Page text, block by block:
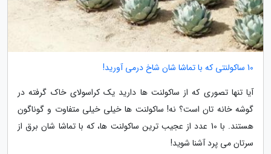
10 ساکولنتی که با تماشا شان شاخ درمی آورید!
آیا تنها تصوری که از ساکولنت ها دارید یک کراسولای خاک گرفته در
گوشه خانه تان است؟ نه! ساکولنت ها خیلی خیلی متفاوت و گوناگون
هستند. با 10 عدد از عجیب ترین ساکولنت ها، که با تماشا شان برق از
سرتان می پرد آشنا شوید!